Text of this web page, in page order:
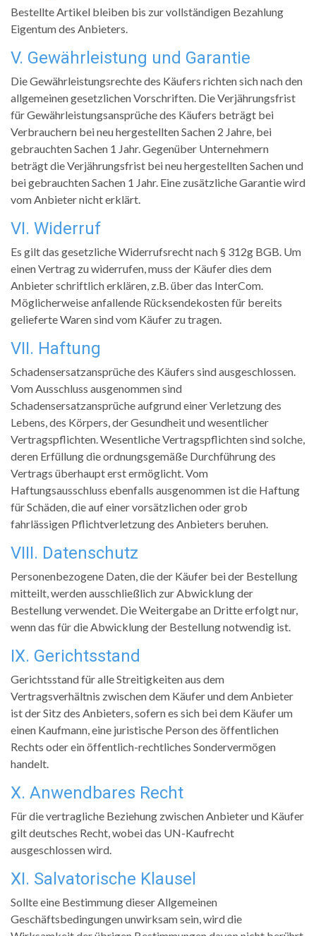
Bestellte Artikel bleiben bis zur vollständigen Bezahlung
Eigentum des Anbieters.
V. Gewährleistung und Garantie
Die Gewährleistungsrechte des Käufers richten sich nach den
allgemeinen gesetzlichen Vorschriften. Die Verjährungsfrist
für Gewährleistungsansprüche des Käufers beträgt bei
Verbrauchern bei neu hergestellten Sachen 2 Jahre, bei
gebrauchten Sachen 1 Jahr. Gegenüber Unternehmern
beträgt die Verjährungsfrist bei neu hergestellten Sachen und
bei gebrauchten Sachen 1 Jahr. Eine zusätzliche Garantie wird
vom Anbieter nicht erklärt.
VI. Widerruf
Es gilt das gesetzliche Widerrufsrecht nach § 312g BGB. Um
einen Vertrag zu widerrufen, muss der Käufer dies dem
Anbieter schriftlich erklären, z.B. über das InterCom.
Möglicherweise anfallende Rücksendekosten für bereits
gelieferte Waren sind vom Käufer zu tragen.
VII. Haftung
Schadensersatzansprüche des Käufers sind ausgeschlossen.
Vom Ausschluss ausgenommen sind
Schadensersatzansprüche aufgrund einer Verletzung des
Lebens, des Körpers, der Gesundheit und wesentlicher
Vertragspflichten. Wesentliche Vertragspflichten sind solche,
deren Erfüllung die ordnungsgemäße Durchführung des
Vertrags überhaupt erst ermöglicht. Vom
Haftungsausschluss ebenfalls ausgenommen ist die Haftung
für Schäden, die auf einer vorsätzlichen oder grob
fahrlässigen Pflichtverletzung des Anbieters beruhen.
VIII. Datenschutz
Personenbezogene Daten, die der Käufer bei der Bestellung
mitteilt, werden ausschließlich zur Abwicklung der
Bestellung verwendet. Die Weitergabe an Dritte erfolgt nur,
wenn das für die Abwicklung der Bestellung notwendig ist.
IX. Gerichtsstand
Gerichtsstand für alle Streitigkeiten aus dem
Vertragsverhältnis zwischen dem Käufer und dem Anbieter
ist der Sitz des Anbieters, sofern es sich bei dem Käufer um
einen Kaufmann, eine juristische Person des öffentlichen
Rechts oder ein öffentlich-rechtliches Sondervermögen
handelt.
X. Anwendbares Recht
Für die vertragliche Beziehung zwischen Anbieter und Käufer
gilt deutsches Recht, wobei das UN-Kaufrecht
ausgeschlossen wird.
XI. Salvatorische Klausel
Sollte eine Bestimmung dieser Allgemeinen
Geschäftsbedingungen unwirksam sein, wird die